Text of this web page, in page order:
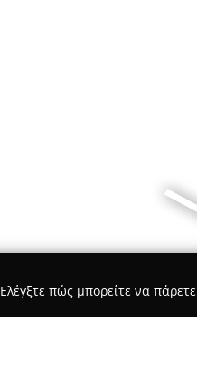
Ελέγξτε πώς μπορείτε να